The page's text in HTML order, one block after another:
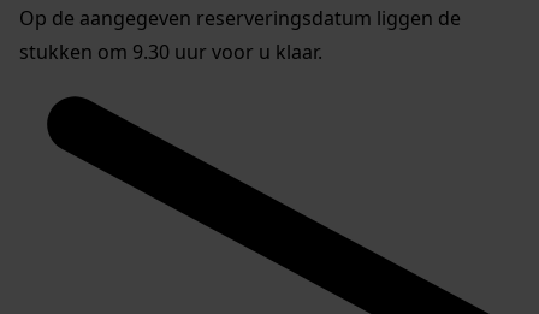
Op de aangegeven reserveringsdatum liggen de
stukken om 9.30 uur voor u klaar.